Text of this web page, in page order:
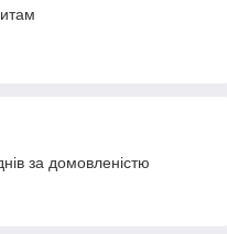
за домовленістю